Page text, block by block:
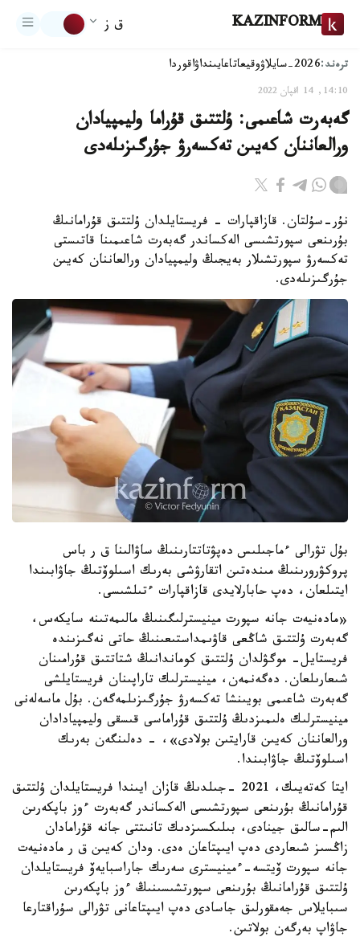
KAZINFORM ق ز
ترەند:2026-سايلاۋ وقيعاتاعايىنداۋاقوردا
14:10, 14 اقپان 2022
گەبەرت شاعىمى: ۇلتتىق قۇراما وليمپيادان
ورالعاننان كەيىن تەكسەرۋ جۇرگىزىلەدى
نۇر-سۇلتان. قازاقپارات - فريستايلدان ۇلتتىق قۇرامانىڭ
بۇرىنعى سپورتشىسى الەكساندر گەبەرت شاعىمىنا قاتىستى
تەكسەرۋ سپورتشىلار بەيجىڭ وليمپيادان ورالعاننان كەيىن
جۇرگىزىلەدى.
بۇل تۋرالى ءماجىلىس دەپۋتاتتارىنىڭ ساۋالىنا ق ر باس
پروكۋرورىنىڭ مىندەتىن اتقارۋشى بەرىك اسىلوۆتىڭ جاۋابىندا
ايتىلعان، دەپ حابارلايدى قازاقپارات ءتىلشىسى.
«مادەنيەت جانە سپورت مينيسترلىگىنىڭ مالىمەتىنە سايكەس،
گەبەرت ۇلتتىق شاڭعى قاۋىمداستىعىنىڭ حاتى نەگىزىندە
فريستايل- موگۋلدان ۇلتتىق كوماندانىڭ شتاتتىق قۇرامىنان
شىعارىلعان. دەگەنمەن، مينيسترلىك تاراپىنان فريستايلشى
گەبەرت شاعىمى بويىنشا تەكسەرۋ جۇرگىزىلمەگەن. بۇل ماسەلەنى
مينيسترلىك ەلىمىزدىڭ ۇلتتىق قۇراماسى قىسقى وليمپيادادان
ورالعاننان كەيىن قارايتىن بولادى»، - دەلىنگەن بەرىك
اسىلوۆتىڭ جاۋابىندا.
ايتا كەتەيىك، 2021 -جىلدىڭ قازان ايىندا فريستايلدان ۇلتتىق
قۇرامانىڭ بۇرىنعى سپورتشىسى الەكساندر گەبەرت ءوز باپكەرىن
الىم-سالىق جينادى، بىلىكسىزدىك تانىتتى جانە قۇرامادان
زاڭسىز شىعاردى دەپ ايىپتاعان ەدى. ودان كەيىن ق ر مادەنيەت
جانە سپورت ۆيتسە-ءمينيسترى سەرىك جاراسبايەۆ فريستايلدان
ۇلتتىق قۇرامانىڭ بۇرىنعى سپورتشىسىنىڭ ءوز باپكەرىن
سىبايلاس جەمقورلىق جاسادى دەپ ايىپتاعانى تۋرالى سۇراقتارعا
جاۋاپ بەرگەن بولاتىن.